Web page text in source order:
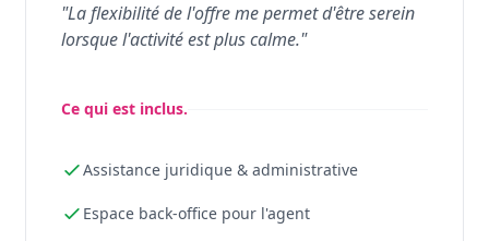
"La flexibilité de l'offre me permet d'être serein
lorsque l'activité est plus calme."
Ce qui est inclus.
Assistance juridique & administrative
Espace back-office pour l'agent